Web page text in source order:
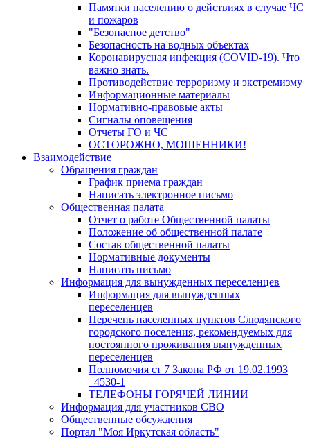
Памятки населению о действиях в случае ЧС
и пожаров
"Безопасное детство"
Безопасность на водных объектах
Коронавирусная инфекция (COVID-19). Что
важно знать.
Противодействие терроризму и экстремизму
Информационные материалы
Нормативно-правовые акты
Сигналы оповещения
Отчеты ГО и ЧС
ОСТОРОЖНО, МОШЕННИКИ!
Взаимодействие
Обращения граждан
График приема граждан
Написать электронное письмо
Общественная палата
Отчет о работе Общественной палаты
Положение об общественной палате
Состав общественной палаты
Нормативные документы
Написать письмо
Информация для вынужденных переселенцев
Информация для вынужденных
переселенцев
Перечень населенных пунктов Слюдянского
городского поселения, рекомендуемых для
постоянного проживания вынужденных
переселенцев
Полномочия ст 7 Закона РФ от 19.02.1993
_4530-1
ТЕЛЕФОНЫ ГОРЯЧЕЙ ЛИНИИ
Информация для участников СВО
Общественные обсуждения
Портал "Моя Иркутская область"